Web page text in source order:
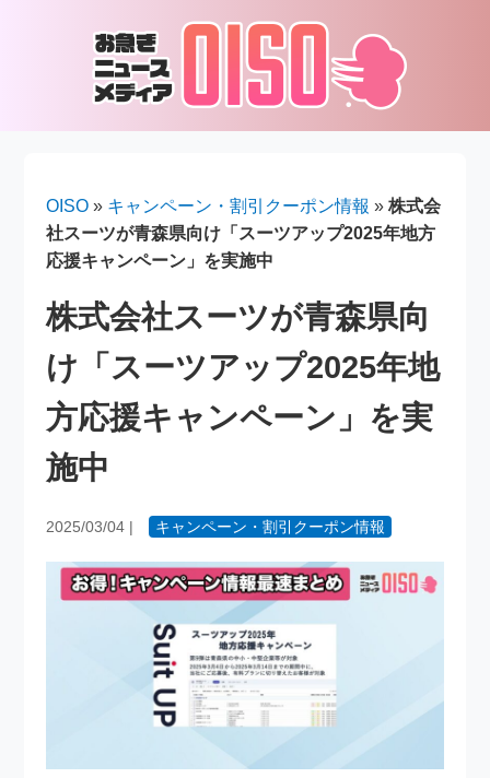
OISO » キャンペーン・割引クーポン情報 »株式会
社スーツが青森県向け「スーツアップ2025年地方
応援キャンペーン」を実施中
株式会社スーツが青森県向
け「スーツアップ2025年地
方応援キャンペーン」を実
施中
2025/03/04 | キャンペーン・割引クーポン情報